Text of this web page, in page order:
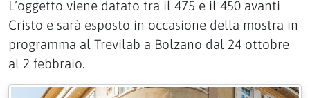
L’oggetto viene datato tra il 475 e il 450 avanti
Cristo e sarà esposto in occasione della mostra in
programma al Trevilab a Bolzano dal 24 ottobre
al 2 febbraio.